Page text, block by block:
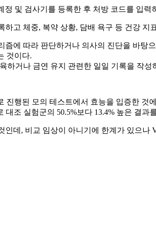
및 검사기를 등록한 후 처방 코드를 입력
고 체중, 복약 상황, 담배 욕구 등 건강 지
에 따라 판단하거나 의사의 진단을 바탕
것이다.
하거나 금연 유지 관련한 일일 기록을 작성
행된 모의 테스트에서 효능을 입증한 것
조 실험군의 50.5%보다 13.4% 높은 결과
데, 비교 임상이 아니기에 한계가 있으나